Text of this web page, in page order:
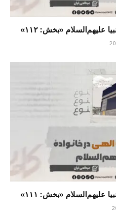
علیهم‌السلام «بخش: ۱۱۲»
علیهم‌السلام «بخش: ۱۱۱»